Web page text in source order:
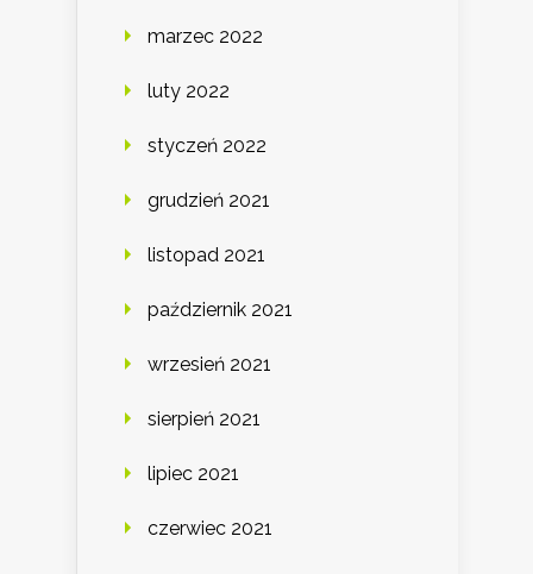
marzec 2022
luty 2022
styczeń 2022
grudzień 2021
listopad 2021
październik 2021
wrzesień 2021
sierpień 2021
lipiec 2021
czerwiec 2021